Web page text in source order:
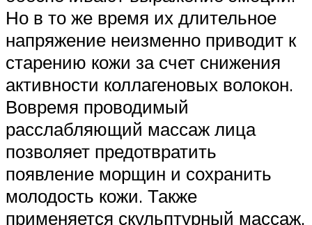
Но в то же время их длительное
напряжение неизменно приводит к
старению кожи за счет снижения
активности коллагеновых волокон.
Вовремя проводимый
расслабляющий массаж лица
позволяет предотвратить
появление морщин и сохранить
молодость кожи. Также
применяется скульптурный массаж,